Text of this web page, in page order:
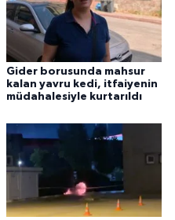
Gider borusunda mahsur
kalan yavru kedi, itfaiyenin
müdahalesiyle kurtarıldı